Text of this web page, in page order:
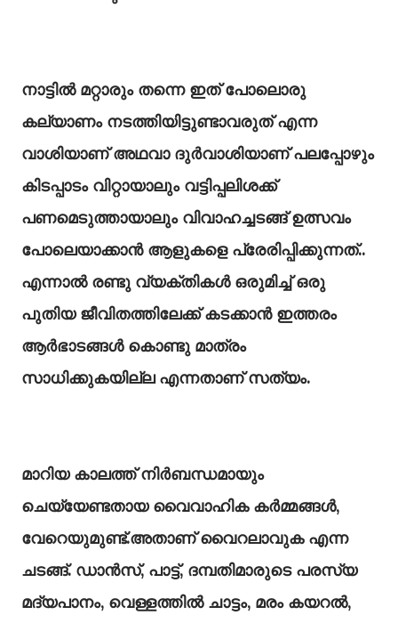
നാട്ടിൽ മറ്റാരും തന്നെ ഇത് പോലൊരു
കല്യാണം നടത്തിയിട്ടുണ്ടാവരുത് എന്ന
വാശിയാണ് അഥവാ ദുർവാശിയാണ് പലപ്പോഴും
കിടപ്പാടം വിറ്റായാലും വട്ടിപ്പലിശക്ക്
പണമെടുത്തായാലും വിവാഹച്ചടങ്ങ് ഉത്സവം
പോലെയാക്കാൻ ആളുകളെ പ്രേരിപ്പിക്കുന്നത്..
എന്നാൽ രണ്ടു വ്യക്തികൾ ഒരുമിച്ച് ഒരു
പുതിയ ജീവിതത്തിലേക്ക് കടക്കാൻ ഇത്തരം
ആർഭാടങ്ങൾ കൊണ്ടു മാത്രം
സാധിക്കുകയില്ല എന്നതാണ് സത്യം.
മാറിയ കാലത്ത് നിർബന്ധമായും
ചെയ്യേണ്ടതായ വൈവാഹിക കർമ്മങ്ങൾ,
വേറെയുമുണ്ട്.അതാണ് വൈറലാവുക എന്ന
ചടങ്ങ്. ഡാൻസ്, പാട്ട്, ദമ്പതിമാരുടെ പരസ്യ
മദ്യപാനം, വെള്ളത്തിൽ ചാട്ടം, മരം കയറൽ,